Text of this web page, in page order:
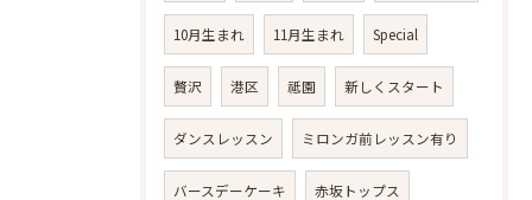
10月生まれ 11月生まれ Special
贅沢 港区 祗園 新しくスタート
ダンスレッスン ミロンガ前レッスン有り
バースデーケーキ 赤坂トップス